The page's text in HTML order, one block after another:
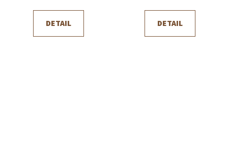
DETAIL DETAIL